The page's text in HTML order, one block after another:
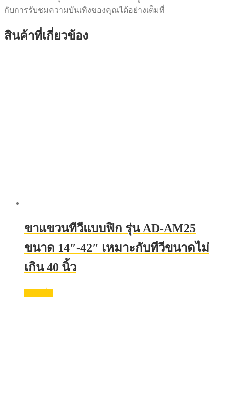
กับการรับชมความบันเทิงของคุณได้อย่างเต็มที่
สินค้าที่เกี่ยวข้อง
ขาแขวนทีวีแบบฟิก รุ่น AD-AM25
ขนาด 14″-42″ เหมาะกับทีวีขนาดไม่
เกิน 40 นิ้ว